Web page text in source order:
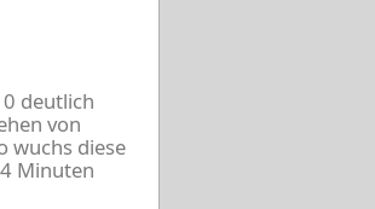
deutlich
von
wuchs diese
Minuten